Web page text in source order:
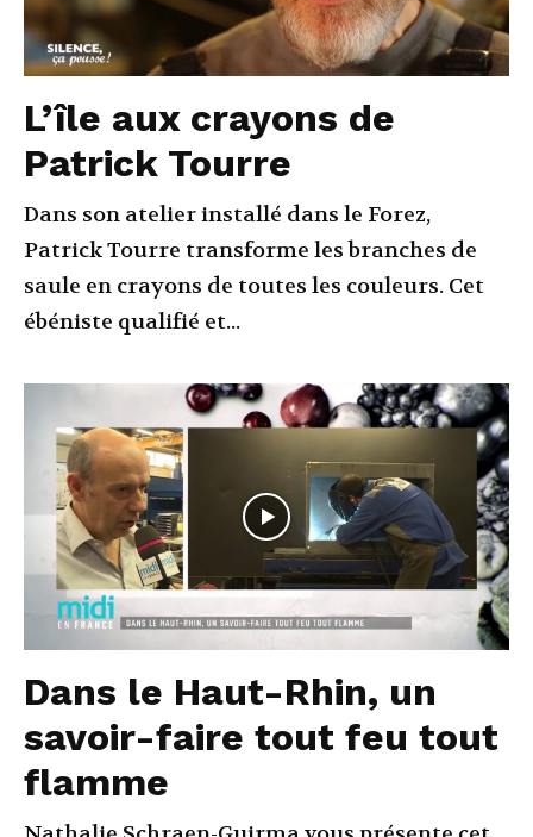
L’île aux crayons de
Patrick Tourre
Dans son atelier installé dans le Forez,
Patrick Tourre transforme les branches de
saule en crayons de toutes les couleurs. Cet
ébéniste qualifié et...
Dans le Haut-Rhin, un
savoir-faire tout feu tout
flamme